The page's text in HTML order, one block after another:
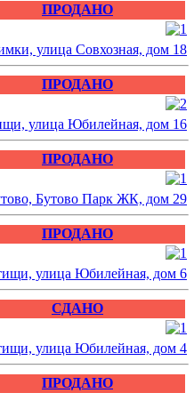
ПРОДАНО
улица Совхозная, дом 18
ПРОДАНО
улица Юбилейная, дом 16
ПРОДАНО
Бутово Парк ЖК, дом 29
ПРОДАНО
улица Юбилейная, дом 6
СДАНО
улица Юбилейная, дом 4
ПРОДАНО